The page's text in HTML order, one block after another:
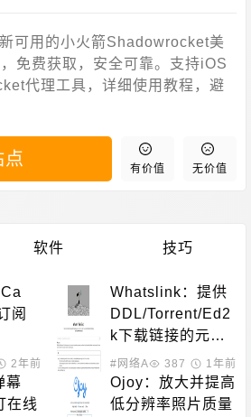
新可用的小火箭Shadowrocket美
免费获取，安全可靠。支持iOS
代理工具，详细使用教程，避
点 有价值 无价值
软件 技巧
阅
2年前
Whatslink：提供
DDL/Torrent/Ed2
k下载链接的元数
据查询服务
#网络API #在线工具
387 1年前
幕
在线
Ojoy：放大并提高
低分辨率照片质量